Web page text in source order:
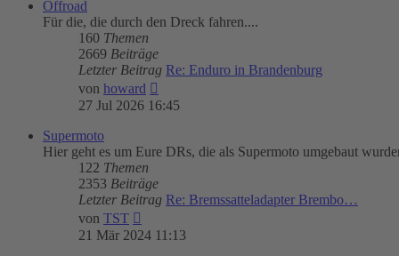
Offroad
Für die, die durch den Dreck fahren....
160 Themen
2669 Beiträge
Letzter Beitrag Re: Enduro in Brandenburg
von howard
Beitrag
27 Jul 2026 16:45
Supermoto
Hier geht es um Eure DRs, die als Supermoto umgebaut
122 Themen
2353 Beiträge
Letzter Beitrag Re: Bremssatteladapter Brembo…
von TST
Beitrag
21 Mär 2024 11:13